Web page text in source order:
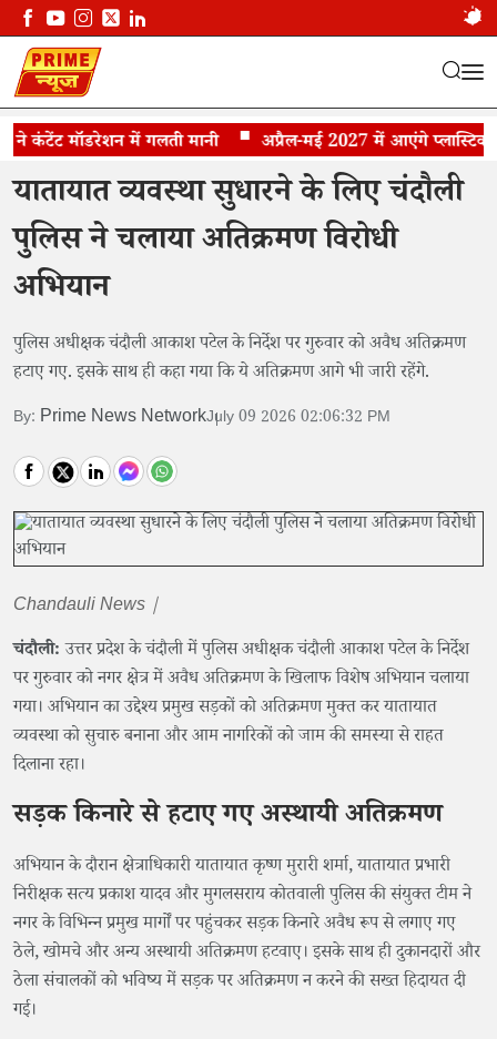
कंटेंट मॉडरेशन में गलती मानी अप्रैल-मई 2027 में आएंगे प्लास्टिक के
चंदौली में अवैध निर्माण पर चला बुल्डोजर
यातायात व्यवस्था सुधारने के लिए चंदौली
पुलिस ने चलाया अतिक्रमण विरोधी
अभियान
पुलिस अधीक्षक चंदौली आकाश पटेल के निर्देश पर गुरुवार को अवैध अतिक्रमण
हटाए गए. इसके साथ ही कहा गया कि ये अतिक्रमण आगे भी जारी रहेंगे.
By: Prime News NetworkJuly 09 2026 02:06:32 PM
Chandauli News |
चंदौली:उत्तर प्रदेश के चंदौली में पुलिस अधीक्षक चंदौली आकाश पटेल के निर्देश
पर गुरुवार को नगर क्षेत्र में अवैध अतिक्रमण के खिलाफ विशेष अभियान चलाया
गया। अभियान का उद्देश्य प्रमुख सड़कों को अतिक्रमण मुक्त कर यातायात
व्यवस्था को सुचारु बनाना और आम नागरिकों को जाम की समस्या से राहत
दिलाना रहा।
सड़क किनारे से हटाए गए अस्थायी अतिक्रमण
अभियान के दौरान क्षेत्राधिकारी यातायात कृष्ण मुरारी शर्मा, यातायात प्रभारी
निरीक्षक सत्य प्रकाश यादव और मुगलसराय कोतवाली पुलिस की संयुक्त टीम ने
नगर के विभिन्न प्रमुख मार्गों पर पहुंचकर सड़क किनारे अवैध रूप से लगाए गए
ठेले, खोमचे और अन्य अस्थायी अतिक्रमण हटवाए। इसके साथ ही दुकानदारों और
ठेला संचालकों को भविष्य में सड़क पर अतिक्रमण न करने की सख्त हिदायत दी
गई।